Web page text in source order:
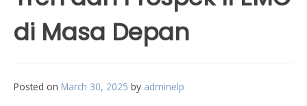
di Masa Depan
Posted on March 30, 2025 by adminelp